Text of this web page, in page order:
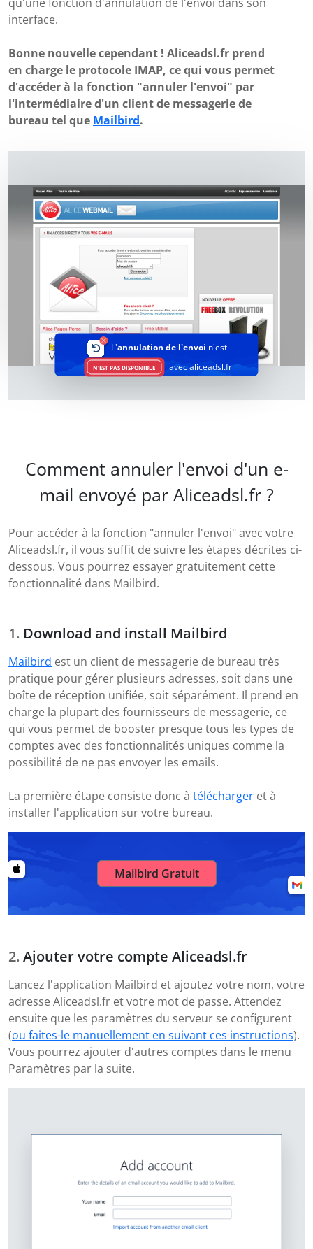
interface.
Bonne nouvelle cependant ! Aliceadsl.fr prend
en charge le protocole IMAP, ce qui vous permet
d'accéder à la fonction "annuler l'envoi" par
l'intermédiaire d'un client de messagerie de
bureau tel que Mailbird.
L'annulation de l'envoi n'est
N'EST PAS DISPONIBLE avec aliceadsl.fr
Comment annuler l'envoi d'un e-
mail envoyé par Aliceadsl.fr ?
Pour accéder à la fonction "annuler l'envoi" avec votre
Aliceadsl.fr, il vous suffit de suivre les étapes décrites ci-
dessous. Vous pourrez essayer gratuitement cette
fonctionnalité dans Mailbird.
Download and install Mailbird
Mailbird est un client de messagerie de bureau très
pratique pour gérer plusieurs adresses, soit dans une
boîte de réception unifiée, soit séparément. Il prend en
charge la plupart des fournisseurs de messagerie, ce
qui vous permet de booster presque tous les types de
comptes avec des fonctionnalités uniques comme la
possibilité de ne pas envoyer les emails.
La première étape consiste donc à télécharger et à
installer l'application sur votre bureau.
Mailbird Gratuit
Ajouter votre compte Aliceadsl.fr
Lancez l'application Mailbird et ajoutez votre nom, votre
adresse Aliceadsl.fr et votre mot de passe. Attendez
ensuite que les paramètres du serveur se configurent
(ou faites-le manuellement en suivant ces instructions).
Vous pourrez ajouter d'autres comptes dans le menu
Paramètres par la suite.